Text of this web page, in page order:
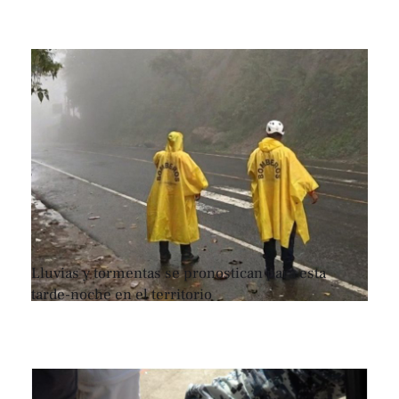
Lluvias y tormentas se pronostican para esta
tarde-noche en el territorio